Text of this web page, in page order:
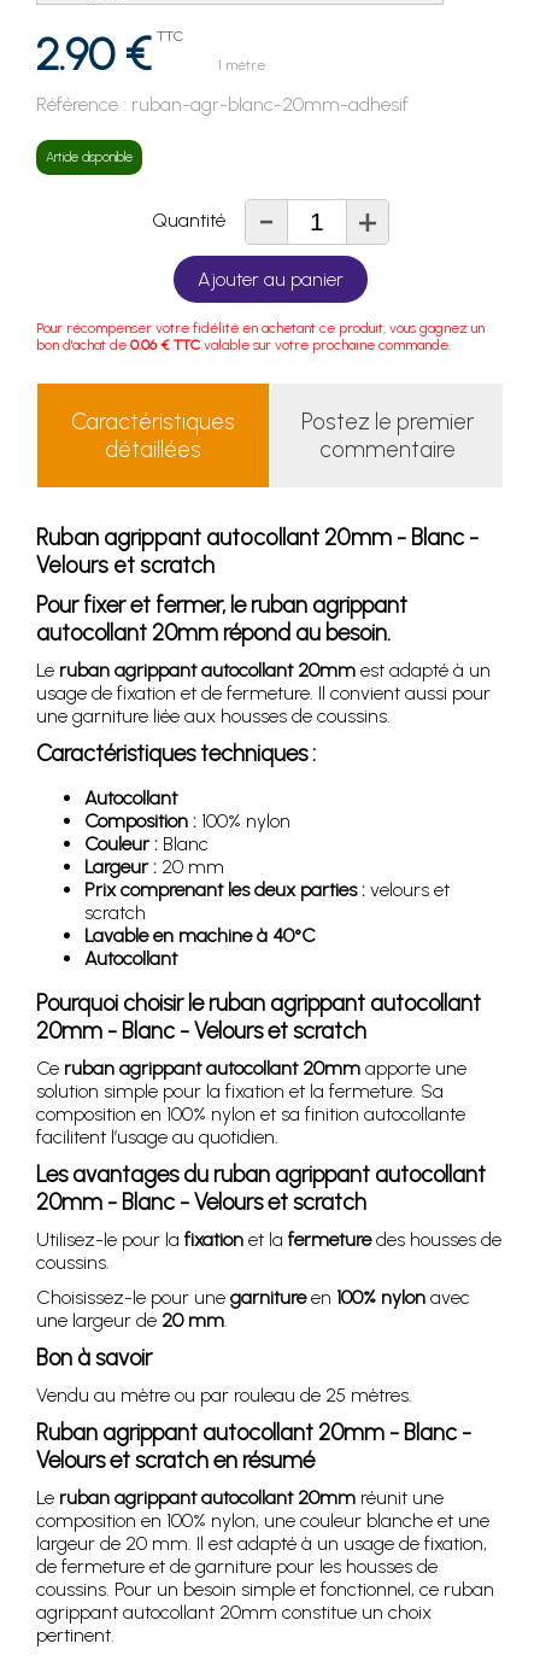
2.90 € TTC
1 mètre
Référence : ruban-agr-blanc-20mm-adhesif
Article disponible
Quantité - +
Ajouter au panier
Pour récompenser votre fidélité en achetant ce produit, vous gagnez un
bon d'achat de 0.06 € TTC valable sur votre prochaine commande.
Caractéristiques
détaillées
Postez le premier
commentaire
Ruban agrippant autocollant 20mm - Blanc -
Velours et scratch
Pour fixer et fermer, le ruban agrippant
autocollant 20mm répond au besoin.
Le ruban agrippant autocollant 20mm est adapté à un
usage de fixation et de fermeture. Il convient aussi pour
une garniture liée aux housses de coussins.
Caractéristiques techniques :
Autocollant
Composition : 100% nylon
Couleur : Blanc
Largeur : 20 mm
Prix comprenant les deux parties : velours et
scratch
Lavable en machine à 40°C
Autocollant
Pourquoi choisir le ruban agrippant autocollant
20mm - Blanc - Velours et scratch
Ce ruban agrippant autocollant 20mm apporte une
solution simple pour la fixation et la fermeture. Sa
composition en 100% nylon et sa finition autocollante
facilitent l’usage au quotidien.
Les avantages du ruban agrippant autocollant
20mm - Blanc - Velours et scratch
Utilisez-le pour la fixation et la fermeturedes housses de
coussins.
Choisissez-le pour une garnitureen 100% nylon avec
une largeur de 20 mm
Bon à savoir
Vendu au mètre ou par rouleau de 25 mètres.
Ruban agrippant autocollant 20mm - Blanc -
Velours et scratch en résumé
Le ruban agrippant autocollant 20mm réunit une
composition en 100% nylon, une couleur blanche et une
largeur de 20 mm. Il est adapté à un usage de fixation,
de fermeture et de garniture pour les housses de
coussins. Pour un besoin simple et fonctionnel, ce ruban
agrippant autocollant 20mm constitue un choix
pertinent.